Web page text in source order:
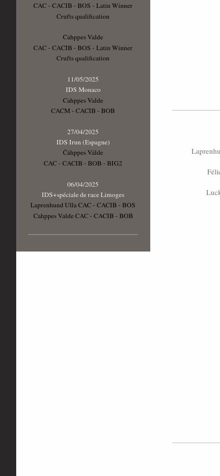
CAC - CACIB - BOS - Latin Winner
Crufts qualification
Cahppes Valde
CAC - CACIB - BOS - Latin Winner
Crufts qualification
11/05/2025
IDS Monaco
Cahppes Valde
CACM - CACIB - BOB
27/04/2025
IDS Irun (Espagne)
Čáhppes Válde
CAC - CACIB - BOB - BIG2
06/04/2025
IDS+spéciale de race Limoges
Laprenhund Ulla CAC - CACIB - BOS
Cahppes Valde CAC - CACIB - BOB